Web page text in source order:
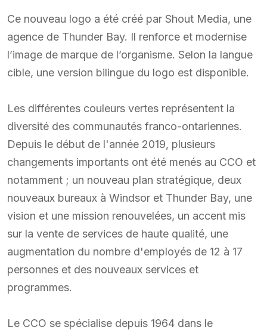
Ce nouveau logo a été créé par Shout Media, une
agence de Thunder Bay. Il renforce et modernise
l’image de marque de l’organisme. Selon la langue
cible, une version bilingue du logo est disponible.
Les différentes couleurs vertes représentent la
diversité des communautés franco-ontariennes.
Depuis le début de l'année 2019, plusieurs
changements importants ont été menés au CCO et
notamment ; un nouveau plan stratégique, deux
nouveaux bureaux à Windsor et Thunder Bay, une
vision et une mission renouvelées, un accent mis
sur la vente de services de haute qualité, une
augmentation du nombre d'employés de 12 à 17
personnes et des nouveaux services et
programmes.
Le CCO se spécialise depuis 1964 dans le